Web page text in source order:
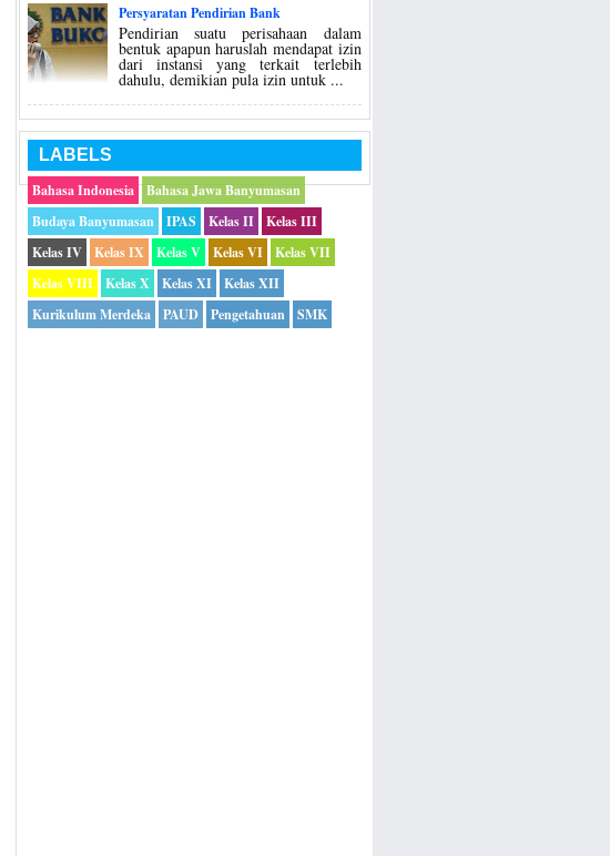
Persyaratan Pendirian Bank
Pendirian suatu perisahaan dalam
bentuk apapun haruslah mendapat izin
dari instansi yang terkait terlebih
dahulu, demikian pula izin untuk ...
LABELS
Bahasa Indonesia
Bahasa Jawa Banyumasan
Budaya Banyumasan
IPAS Kelas II
Kelas III
Kelas IV
Kelas IX Kelas V Kelas VI
Kelas VII
Kelas VIII
Kelas X Kelas XI
Kelas XII
Kurikulum Merdeka
PAUD Pengetahuan SMK